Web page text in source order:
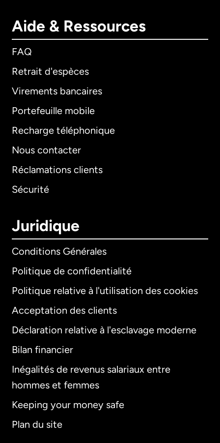
Aide & Ressources
FAQ
Retrait d'espèces
Virements bancaires
Portefeuille mobile
Recharge téléphonique
Nous contacter
Réclamations clients
Sécurité
Juridique
Conditions Générales
Politique de confidentialité
Politique relative à l'utilisation des cookies
Acceptation des clients
Déclaration relative à l'esclavage moderne
Bilan financier
Inégalités de revenus salariaux entre
hommes et femmes
Keeping your money safe
Plan du site
International
Allemagne